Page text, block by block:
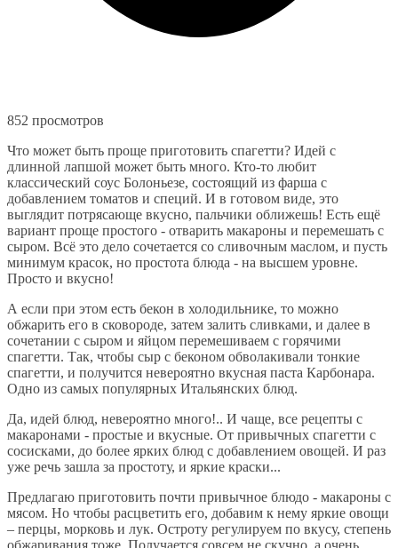
852 просмотров
Что может быть проще приготовить спагетти? Идей с
длинной лапшой может быть много. Кто-то любит
классический соус Болоньезе, состоящий из фарша с
добавлением томатов и специй. И в готовом виде, это
выглядит потрясающе вкусно, пальчики оближешь! Есть ещё
вариант проще простого - отварить макароны и перемешать с
сыром. Всё это дело сочетается со сливочным маслом, и пусть
минимум красок, но простота блюда - на высшем уровне.
Просто и вкусно!
А если при этом есть бекон в холодильнике, то можно
обжарить его в сковороде, затем залить сливками, и далее в
сочетании с сыром и яйцом перемешиваем с горячими
спагетти. Так, чтобы сыр с беконом обволакивали тонкие
спагетти, и получится невероятно вкусная паста Карбонара.
Одно из самых популярных Итальянских блюд.
Да, идей блюд, невероятно много!.. И чаще, все рецепты с
макаронами - простые и вкусные. От привычных спагетти с
сосисками, до более ярких блюд с добавлением овощей. И раз
уже речь зашла за простоту, и яркие краски...
Предлагаю приготовить почти привычное блюдо - макароны с
мясом. Но чтобы расцветить его, добавим к нему яркие овощи
– перцы, морковь и лук. Остроту регулируем по вкусу, степень
обжаривания тоже. Получается совсем не скучно, а очень